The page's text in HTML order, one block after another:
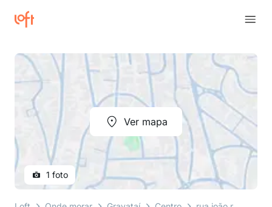
Ver mapa
1 foto